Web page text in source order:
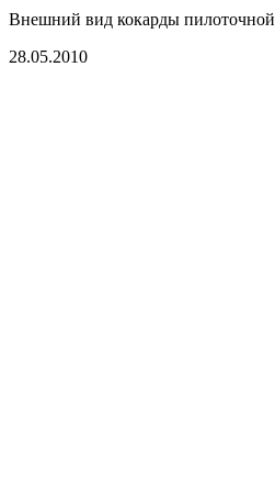
Внешний вид кокарды пилоточной
28.05.2010